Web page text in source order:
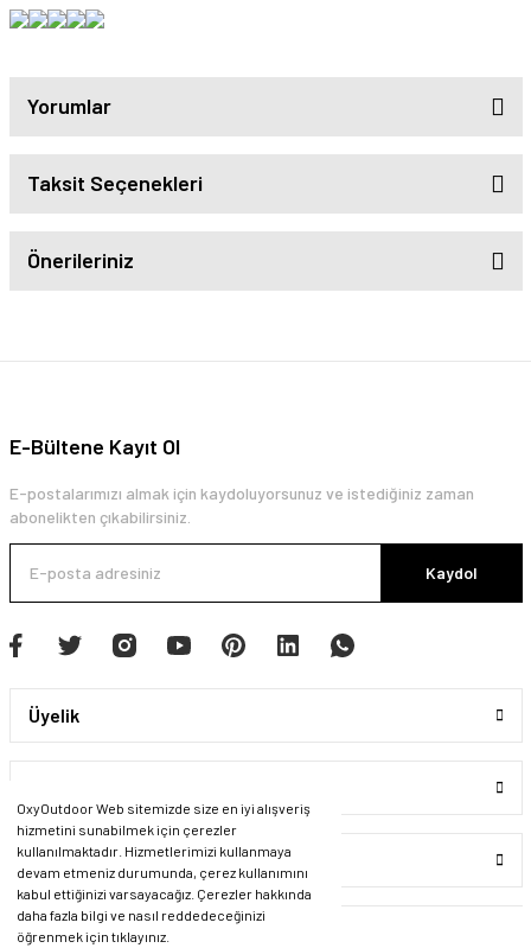
OxyOutdoor Web sitemizde size en iyi alışveriş
hizmetini sunabilmek için çerezler
kullanılmaktadır. Hizmetlerimizi kullanmaya
devam etmeniz durumunda, çerez kullanımını
kabul ettiğinizi varsayacağız. Çerezler hakkında
daha fazla bilgi ve nasıl reddedeceğinizi
öğrenmek için tıklayınız.
Yorumlar
Taksit Seçenekleri
Önerileriniz
E-Bültene Kayıt Ol
E-postalarımızı almak için kaydoluyorsunuz ve istediğiniz zaman
abonelikten çıkabilirsiniz.
Kaydol
Üyelik
Alışveriş